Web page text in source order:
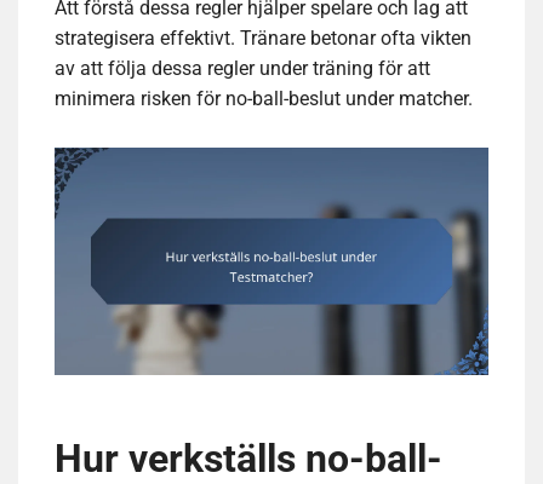
Att förstå dessa regler hjälper spelare och lag att
strategisera effektivt. Tränare betonar ofta vikten
av att följa dessa regler under träning för att
minimera risken för no-ball-beslut under matcher.
Hur verkställs no-ball-